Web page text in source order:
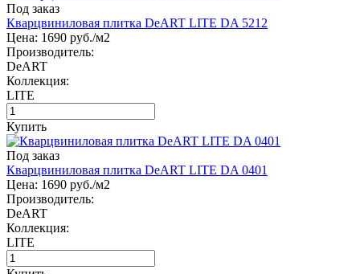
Под заказ
Кварцвиниловая плитка DeART LITE DA 5212
Цена: 1690 руб./м2
Производитель:
DeART
Коллекция:
LITE
Купить
Под заказ
Кварцвиниловая плитка DeART LITE DA 0401
Цена: 1690 руб./м2
Производитель:
DeART
Коллекция:
LITE